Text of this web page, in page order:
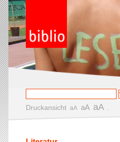
Druckansicht aA aA aA